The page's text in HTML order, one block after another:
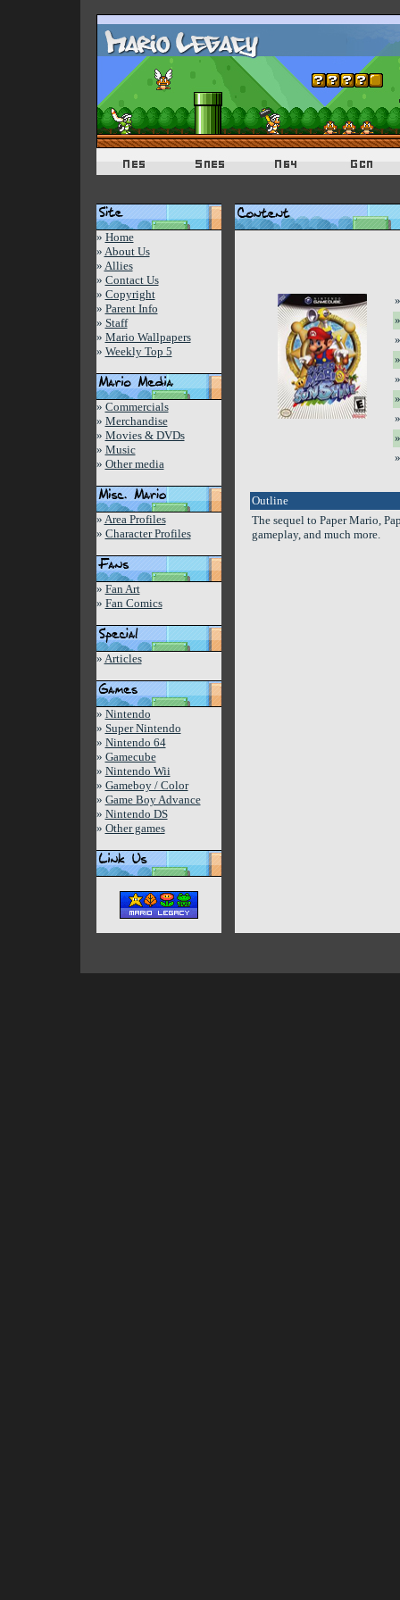
» Home
» About Us
» Allies
» Contact Us
» Copyright
» Parent Info
» Staff
» Mario Wallpapers
» Weekly Top 5
» Commercials
» Merchandise
» Movies & DVDs
» Music
» Other media
» Area Profiles
» Character Profiles
» Fan Art
» Fan Comics
» Articles
» Nintendo
» Super Nintendo
» Nintendo 64
» Gamecube
» Nintendo Wii
» Gameboy / Color
» Game Boy Advance
» Nintendo DS
» Other games
Outline
The sequel to Paper Mario,
gameplay, and much more.